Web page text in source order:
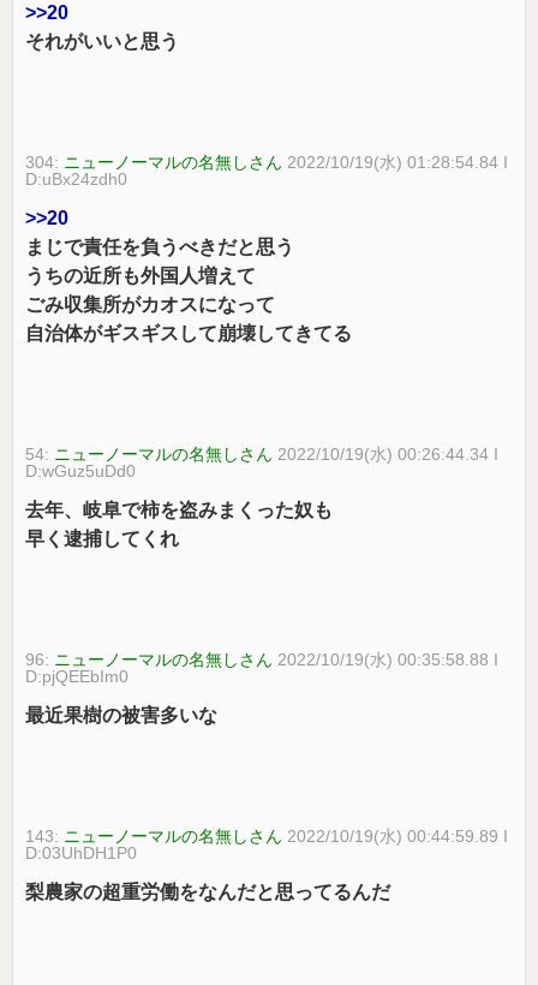
>>20
それがいいと思う
304: ニューノーマルの名無しさん 2022/10/19(水) 01:28:54.84 I
D:uBx24zdh0
>>20
まじで責任を負うべきだと思う
うちの近所も外国人増えて
ごみ収集所がカオスになって
自治体がギスギスして崩壊してきてる
54: ニューノーマルの名無しさん 2022/10/19(水) 00:26:44.34 I
D:wGuz5uDd0
去年、岐阜で柿を盗みまくった奴も
早く逮捕してくれ
96: ニューノーマルの名無しさん 2022/10/19(水) 00:35:58.88 I
D:pjQEEbIm0
最近果樹の被害多いな
143: ニューノーマルの名無しさん 2022/10/19(水) 00:44:59.89 I
D:03UhDH1P0
梨農家の超重労働をなんだと思ってるんだ